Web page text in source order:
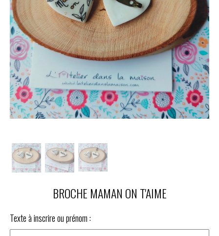
BROCHE MAMAN ON T'AIME
Texte à inscrire ou prénom :